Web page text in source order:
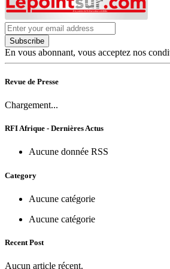
Subscribe
En vous abonnant, vous acceptez nos
Revue de Presse
Chargement...
RFI Afrique - Dernières Actus
Aucune donnée RSS
Category
Aucune catégorie
Aucune catégorie
Recent Post
Aucun article récent.